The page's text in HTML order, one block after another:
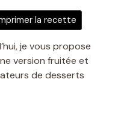
la recette
je vous propose
version fruitée et
de desserts